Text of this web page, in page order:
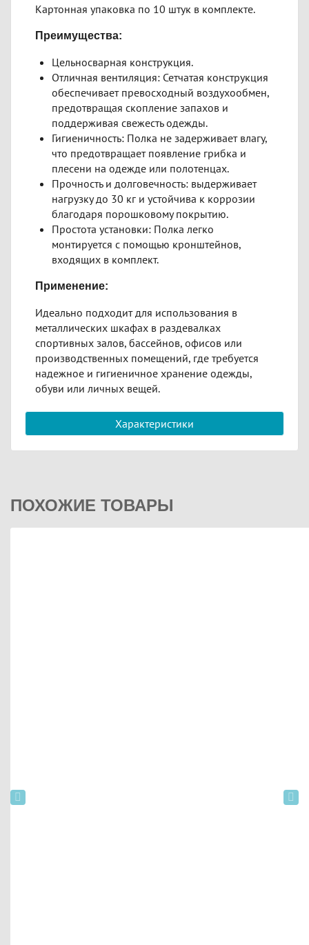
Картонная упаковка по 10 штук в комплекте.
Преимущества:
Цельносварная конструкция.
Отличная вентиляция: Сетчатая конструкция
обеспечивает превосходный воздухообмен,
предотвращая скопление запахов и
поддерживая свежесть одежды.
Гигиеничность: Полка не задерживает влагу,
что предотвращает появление грибка и
плесени на одежде или полотенцах.
Прочность и долговечность: выдерживает
нагрузку до 30 кг и устойчива к коррозии
благодаря порошковому покрытию.
Простота установки: Полка легко
монтируется с помощью кронштейнов,
входящих в комплект.
Применение:
Идеально подходит для использования в
металлических шкафах в раздевалках
спортивных залов, бассейнов, офисов или
производственных помещений, где требуется
надежное и гигиеничное хранение одежды,
обуви или личных вещей.
Характеристики
ПОХОЖИЕ ТОВАРЫ